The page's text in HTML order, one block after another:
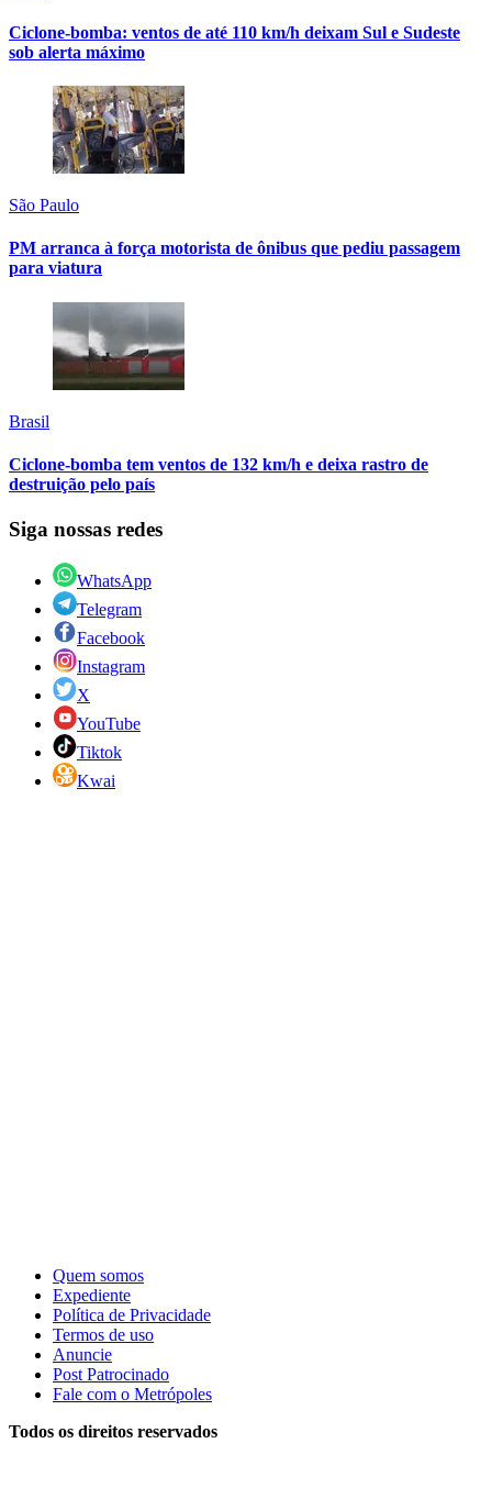
Ciclone-bomba: ventos de até 110 km/h deixam Sul e Sudeste
sob alerta máximo
São Paulo
PM arranca à força motorista de ônibus que pediu passagem
para viatura
Brasil
Ciclone-bomba tem ventos de 132 km/h e deixa rastro de
destruição pelo país
Siga nossas redes
WhatsApp
Telegram
Facebook
Instagram
X
YouTube
Tiktok
Kwai
Quem somos
Expediente
Política de Privacidade
Termos de uso
Anuncie
Post Patrocinado
Fale com o Metrópoles
Todos os direitos reservados